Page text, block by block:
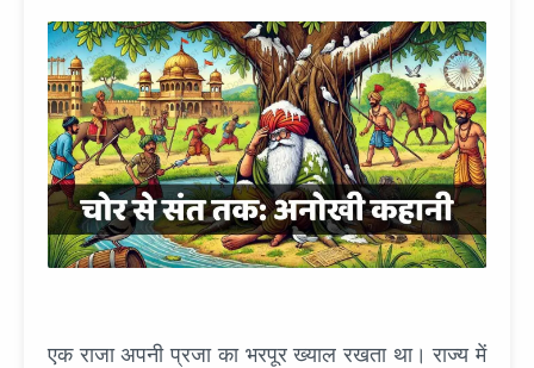
एक राजा अपनी प्रजा का भरपूर ख्याल रखता था। राज्य में